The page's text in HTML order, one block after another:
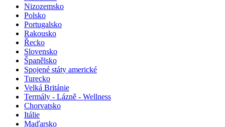
Nizozemsko
Polsko
Portugalsko
Rakousko
Řecko
Slovensko
Španělsko
Spojené státy americké
Turecko
Velká Británie
Termály - Lázně - Wellness
Chorvatsko
Itálie
Maďarsko